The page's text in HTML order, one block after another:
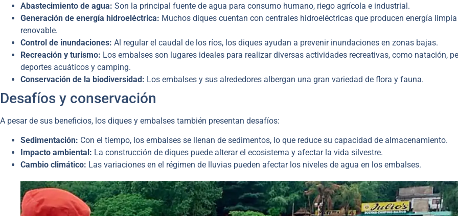
Abastecimiento de agua: Son la principal fuente de agua para consumo humano, riego agrícola e industrial.
Generación de energía hidroeléctrica: Muchos diques cuentan con centrales hidroeléctricas que producen energía
renovable.
Control de inundaciones: Al regular el caudal de los ríos, los diques ayudan a prevenir inundaciones en zonas bajas.
Recreación y turismo: Los embalses son lugares ideales para realizar diversas actividades recreativas, como natación,
deportes acuáticos y camping.
Conservación de la biodiversidad: Los embalses y sus alrededores albergan una gran variedad de flora y fauna.
Desafíos y conservación
A pesar de sus beneficios, los diques y embalses también presentan desafíos:
Sedimentación: Con el tiempo, los embalses se llenan de sedimentos, lo que reduce su capacidad de almacenamiento.
Impacto ambiental: La construcción de diques puede alterar el ecosistema y afectar la vida silvestre.
Cambio climático: Las variaciones en el régimen de lluvias pueden afectar los niveles de agua en los embalses.